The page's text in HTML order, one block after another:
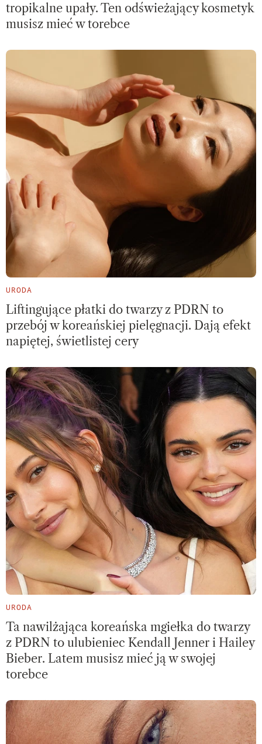
tropikalne upały. Ten odświeżający kosmetyk
musisz mieć w torebce
URODA
Liftingujące płatki do twarzy z PDRN to
przebój w koreańskiej pielęgnacji. Dają efekt
napiętej, świetlistej cery
URODA
Ta nawilżająca koreańska mgiełka do twarzy
z PDRN to ulubieniec Kendall Jenner i Hailey
Bieber. Latem musisz mieć ją w swojej
torebce